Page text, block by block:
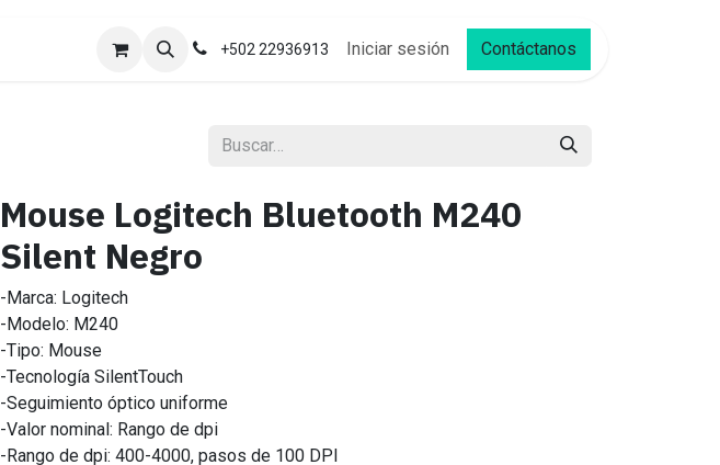
+502 22936913 Iniciar sesión Contáctanos
Mouse Logitech Bluetooth M240
Silent Negro
-Marca: Logitech
-Modelo: M240
-Tipo: Mouse
-Tecnología SilentTouch
-Seguimiento óptico uniforme
-Valor nominal: Rango de dpi
-Rango de dpi: 400-4000, pasos de 100 DPI